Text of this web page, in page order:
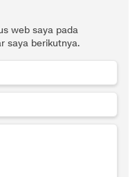
web saya pada
saya berikutnya.